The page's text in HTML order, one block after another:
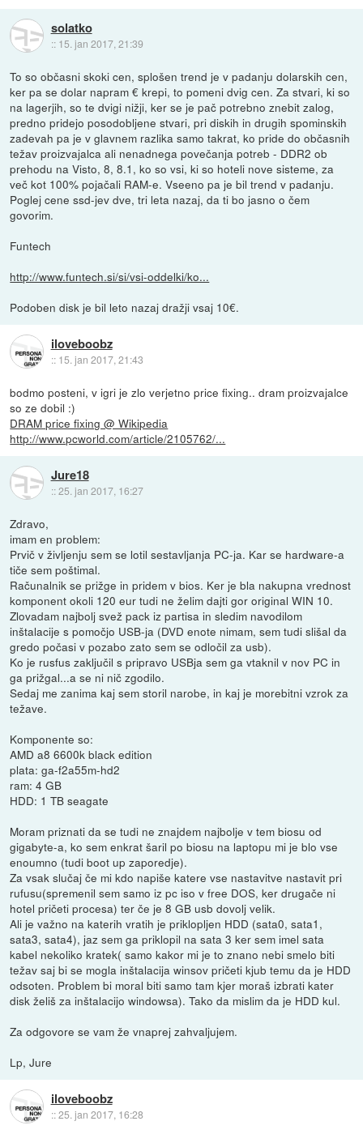
solatko
:: 15. jan 2017, 21:39
To so občasni skoki cen, splošen trend je v padanju dolarskih cen,
ker pa se dolar napram € krepi, to pomeni dvig cen. Za stvari, ki so
na lagerjih, so te dvigi nižji, ker se je pač potrebno znebit zalog,
predno pridejo posodobljene stvari, pri diskih in drugih spominskih
zadevah pa je v glavnem razlika samo takrat, ko pride do občasnih
težav proizvajalca ali nenadnega povečanja potreb - DDR2 ob
prehodu na Visto, 8, 8.1, ko so vsi, ki so hoteli nove sisteme, za
več kot 100% pojačali RAM-e. Vseeno pa je bil trend v padanju.
Poglej cene ssd-jev dve, tri leta nazaj, da ti bo jasno o čem
govorim.
Funtech
http://www.funtech.si/si/vsi-oddelki/ko...
Podoben disk je bil leto nazaj dražji vsaj 10€.
iloveboobz
:: 15. jan 2017, 21:43
bodmo posteni, v igri je zlo verjetno price fixing.. dram proizvajalce
so ze dobil :)
DRAM price fixing @ Wikipedia
http://www.pcworld.com/article/2105762/...
Jure18
::25. jan 2017, 16:27
Zdravo,
imam en problem:
Prvič v življenju sem se lotil sestavljanja PC-ja. Kar se hardware-a
tiče sem poštimal.
Računalnik se prižge in pridem v bios. Ker je bla nakupna vrednost
komponent okoli 120 eur tudi ne želim dajti gor original WIN 10.
Zlovadam najbolj svež pack iz partisa in sledim navodilom
inštalacije s pomočjo USB-ja (DVD enote nimam, sem tudi slišal da
gredo počasi v pozabo zato sem se odločil za usb).
Ko je rusfus zaključil s pripravo USBja sem ga vtaknil v nov PC in
ga prižgal...a se ni nič zgodilo.
Sedaj me zanima kaj sem storil narobe, in kaj je morebitni vzrok za
težave.
Komponente so:
AMD a8 6600k black edition
plata: ga-f2a55m-hd2
ram: 4 GB
HDD: 1 TB seagate
Moram priznati da se tudi ne znajdem najbolje v tem biosu od
gigabyte-a, ko sem enkrat šaril po biosu na laptopu mi je blo vse
enoumno (tudi boot up zaporedje).
Za vsak slučaj če mi kdo napiše katere vse nastavitve nastavit pri
rufusu(spremenil sem samo iz pc iso v free DOS, ker drugače ni
hotel pričeti procesa) ter če je 8 GB usb dovolj velik.
Ali je važno na katerih vratih je priklopljen HDD (sata0, sata1,
sata3, sata4), jaz sem ga priklopil na sata 3 ker sem imel sata
kabel nekoliko kratek( samo kakor mi je to znano nebi smelo biti
težav saj bi se mogla inštalacija winsov pričeti kjub temu da je HDD
odsoten. Problem bi moral biti samo tam kjer moraš izbrati kater
disk želiš za inštalacijo windowsa). Tako da mislim da je HDD kul.
Za odgovore se vam že vnaprej zahvaljujem.
Lp, Jure
iloveboobz
::25. jan 2017, 16:28